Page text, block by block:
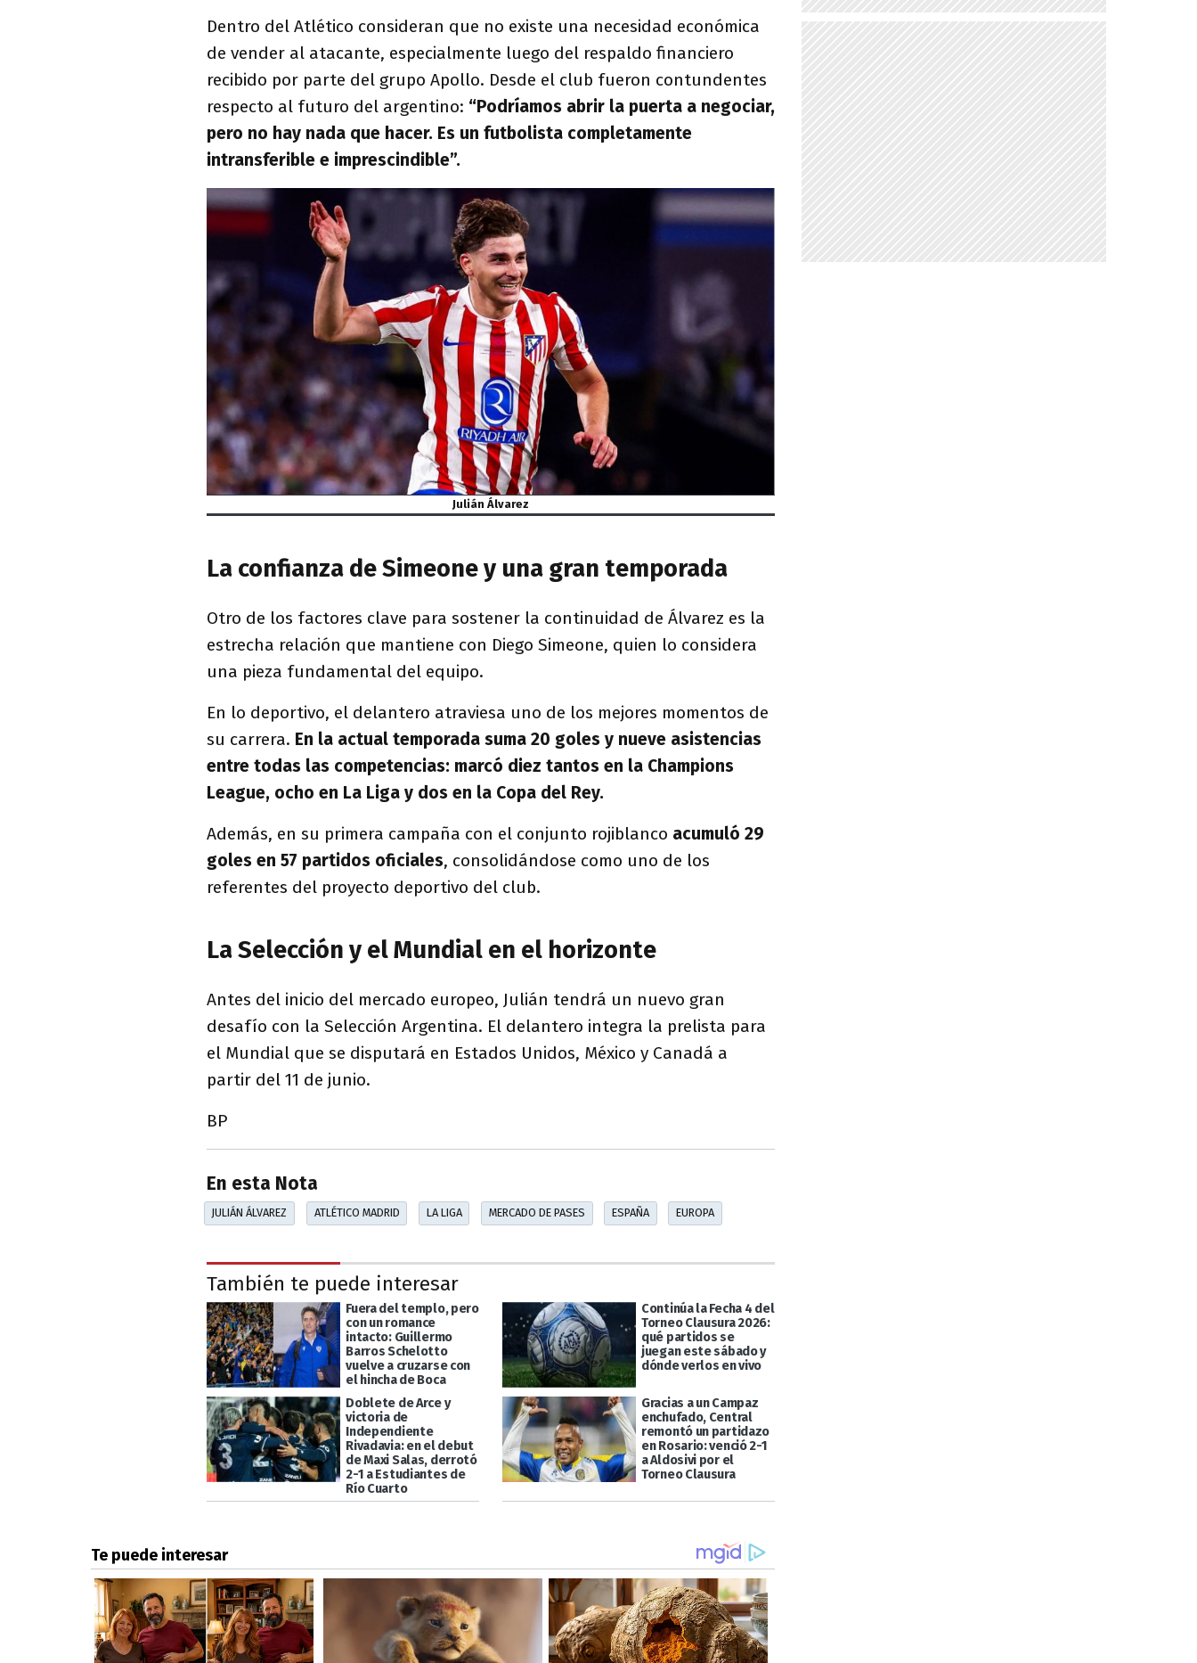
Dentro del Atlético consideran que no existe una necesidad económica
de vender al atacante, especialmente luego del respaldo financiero
recibido por parte del grupo Apollo. Desde el club fueron contundentes
respecto al futuro del argentino: “Podríamos abrir la puerta a negociar,
pero no hay nada que hacer. Es un futbolista completamente
intransferible e imprescindible”.
Julián Álvarez
La confianza de Simeone y una gran temporada
Otro de los factores clave para sostener la continuidad de Álvarez es la
estrecha relación que mantiene con Diego Simeone, quien lo considera
una pieza fundamental del equipo.
En lo deportivo, el delantero atraviesa uno de los mejores momentos de
su carrera. En la actual temporada suma 20 goles y nueve asistencias
entre todas las competencias: marcó diez tantos en la Champions
League, ocho en La Liga y dos en la Copa del Rey.
Además, en su primera campaña con el conjunto rojiblanco acumuló 29
goles en 57 partidos oficiales, consolidándose como uno de los
referentes del proyecto deportivo del club.
La Selección y el Mundial en el horizonte
Antes del inicio del mercado europeo, Julián tendrá un nuevo gran
desafío con la Selección Argentina. El delantero integra la prelista para
el Mundial que se disputará en Estados Unidos, México y Canadá a
partir del 11 de junio.
BP
En esta Nota
JULIÁN ÁLVAREZ ATLÉTICO MADRID LA LIGA MERCADO DE PASES ESPAÑA EUROPA
También te puede interesar
Fuera del templo, pero
con un romance
intacto: Guillermo
Barros Schelotto
vuelve a cruzarse con
el hincha de Boca
Continúa la Fecha 4 del
Torneo Clausura 2026:
qué partidos se
juegan este sábado y
dónde verlos en vivo
Doblete de Arce y
victoria de
Independiente
Rivadavia: en el debut
de Maxi Salas, derrotó
2-1 a Estudiantes de
Río Cuarto
Gracias a un Campaz
enchufado, Central
remontó un partidazo
en Rosario: venció 2-1
a Aldosivi por el
Torneo Clausura